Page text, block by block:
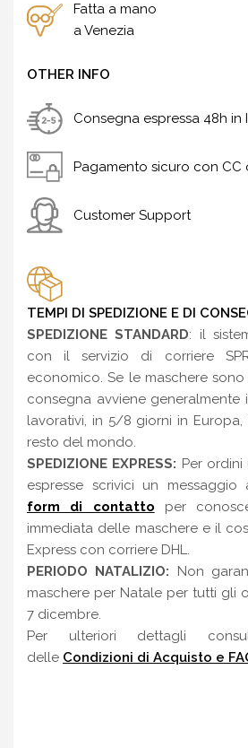
Fatta a mano
a Venezia
OTHER INFO
Consegna espressa 48h in
Pagamento sicuro con CC
Customer Support
TEMPI DI SPEDIZIONE E DI
SPEDIZIONE STANDARD: il
con il servizio di corriere
economico. Se le maschere
consegna avviene generalmente
lavorativi, in 5/8 giorni in
resto del mondo.
SPEDIZIONE EXPRESS: Per
espresse scrivici un messaggio
form di contatto per
immediata delle maschere e il
Express con corriere DHL.
PERIODO NATALIZIO: Non
maschere per Natale per tutti gli
7 dicembre.
Per ulteriori dettagli
delle Condizioni di Acquisto e